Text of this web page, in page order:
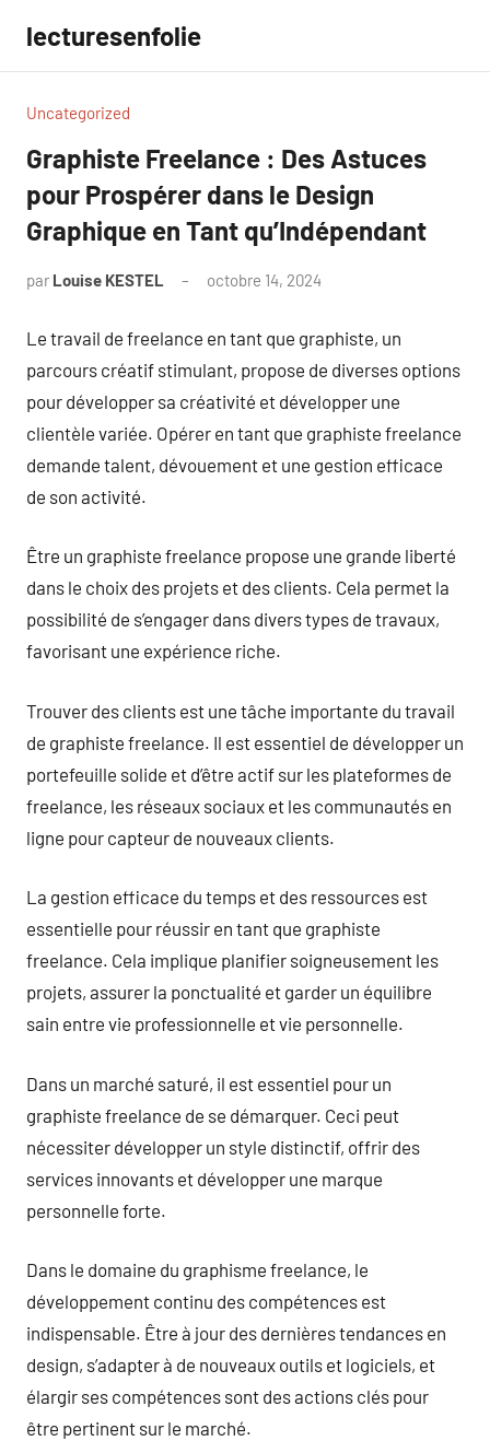
contenu
lecturesenfolie
Uncategorized
Graphiste Freelance : Des Astuces
pour Prospérer dans le Design
Graphique en Tant qu’Indépendant
par Louise KESTEL octobre 14, 2024
Le travail de freelance en tant que graphiste, un
parcours créatif stimulant, propose de diverses options
pour développer sa créativité et développer une
clientèle variée. Opérer en tant que graphiste freelance
demande talent, dévouement et une gestion efficace
de son activité.
Être un graphiste freelance propose une grande liberté
dans le choix des projets et des clients. Cela permet la
possibilité de s’engager dans divers types de travaux,
favorisant une expérience riche.
Trouver des clients est une tâche importante du travail
de graphiste freelance. Il est essentiel de développer un
portefeuille solide et d’être actif sur les plateformes de
freelance, les réseaux sociaux et les communautés en
ligne pour capteur de nouveaux clients.
La gestion efficace du temps et des ressources est
essentielle pour réussir en tant que graphiste
freelance. Cela implique planifier soigneusement les
projets, assurer la ponctualité et garder un équilibre
sain entre vie professionnelle et vie personnelle.
Dans un marché saturé, il est essentiel pour un
graphiste freelance de se démarquer. Ceci peut
nécessiter développer un style distinctif, offrir des
services innovants et développer une marque
personnelle forte.
Dans le domaine du graphisme freelance, le
développement continu des compétences est
indispensable. Être à jour des dernières tendances en
design, s’adapter à de nouveaux outils et logiciels, et
élargir ses compétences sont des actions clés pour
être pertinent sur le marché.